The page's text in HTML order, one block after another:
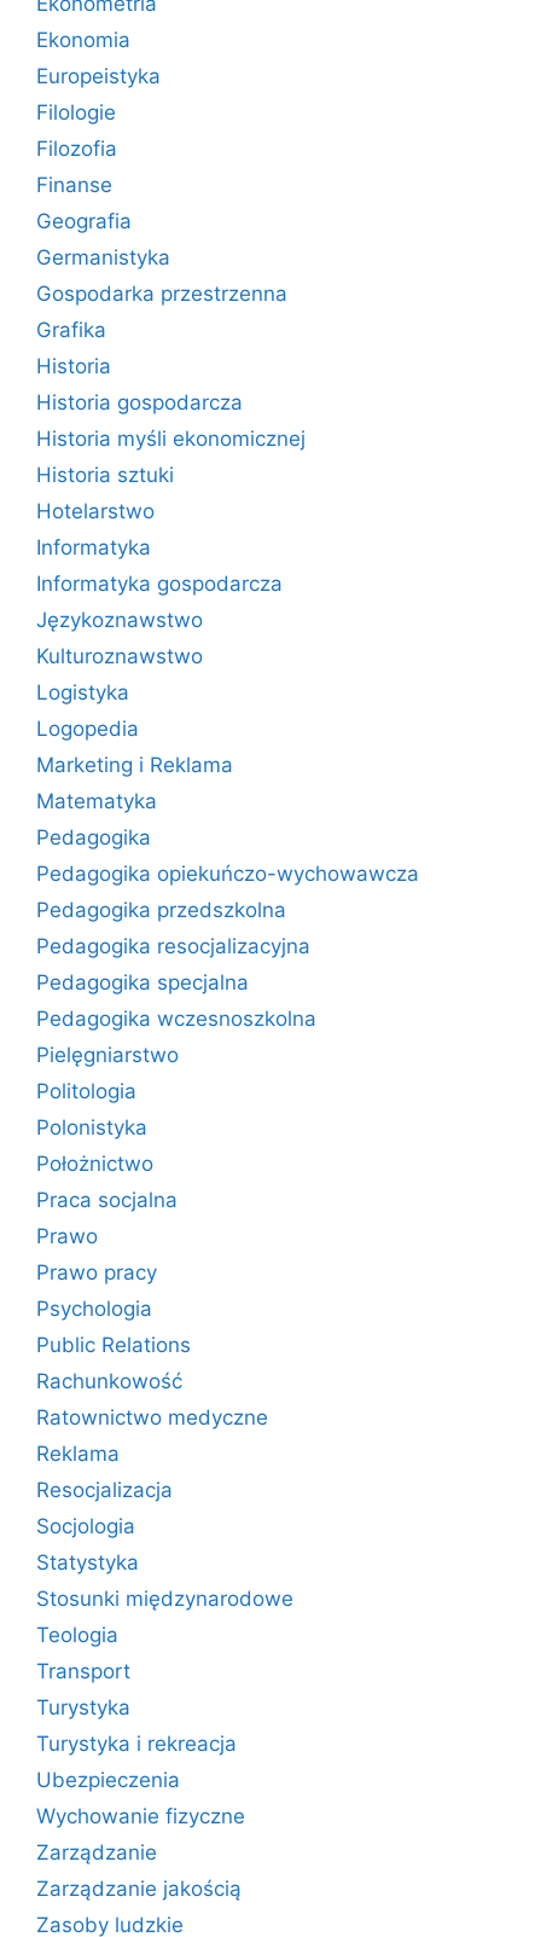
Ekonomia
Europeistyka
Filologie
Filozofia
Finanse
Geografia
Germanistyka
Gospodarka przestrzenna
Grafika
Historia
Historia gospodarcza
Historia myśli ekonomicznej
Historia sztuki
Hotelarstwo
Informatyka
Informatyka gospodarcza
Językoznawstwo
Kulturoznawstwo
Logistyka
Logopedia
Marketing i Reklama
Matematyka
Pedagogika
Pedagogika opiekuńczo-wychowawcza
Pedagogika przedszkolna
Pedagogika resocjalizacyjna
Pedagogika specjalna
Pedagogika wczesnoszkolna
Pielęgniarstwo
Politologia
Polonistyka
Położnictwo
Praca socjalna
Prawo
Prawo pracy
Psychologia
Public Relations
Rachunkowość
Ratownictwo medyczne
Reklama
Resocjalizacja
Socjologia
Statystyka
Stosunki międzynarodowe
Teologia
Transport
Turystyka
Turystyka i rekreacja
Ubezpieczenia
Wychowanie fizyczne
Zarządzanie
Zarządzanie jakością
Zasoby ludzkie